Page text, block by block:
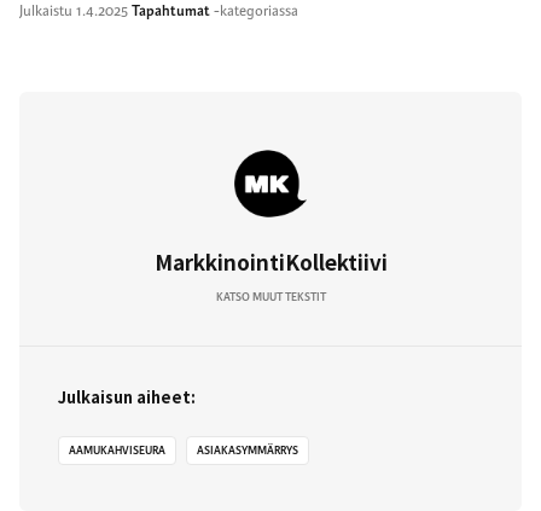
Julkaistu 1.4.2025Tapahtumat-kategoriassa
MarkkinointiKollektiivi
KATSO MUUT TEKSTIT
Julkaisun aiheet:
AAMUKAHVISEURA ASIAKASYMMÄRRYS